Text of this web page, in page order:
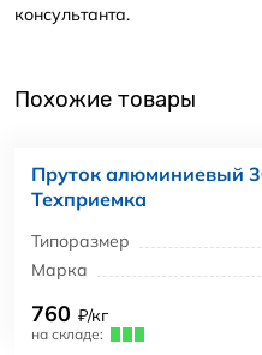
консультанта.
Похожие товары
Пруток алюминиевый
Техприемка
Типоразмер
Марка
760 ₽/кг
на складе: